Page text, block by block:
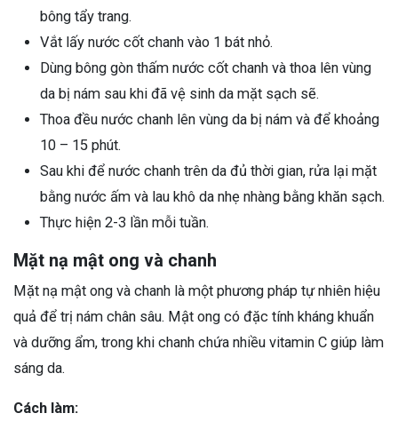
bông tẩy trang.
Vắt lấy nước cốt chanh vào 1 bát nhỏ.
Dùng bông gòn thấm nước cốt chanh và thoa lên vùng
da bị nám sau khi đã vệ sinh da mặt sạch sẽ.
Thoa đều nước chanh lên vùng da bị nám và để khoảng
10 – 15 phút.
Sau khi để nước chanh trên da đủ thời gian, rửa lại mặt
bằng nước ấm và lau khô da nhẹ nhàng bằng khăn sạch.
Thực hiện 2-3 lần mỗi tuần.
Mặt nạ mật ong và chanh
Mặt nạ mật ong và chanh là một phương pháp tự nhiên hiệu
quả để trị nám chân sâu. Mật ong có đặc tính kháng khuẩn
và dưỡng ẩm, trong khi chanh chứa nhiều vitamin C giúp làm
sáng da.
Cách làm: